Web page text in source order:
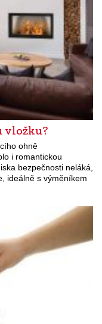
vložku?
ohně
i romantickou
bezpečnosti neláká,
ideálně s výměníkem